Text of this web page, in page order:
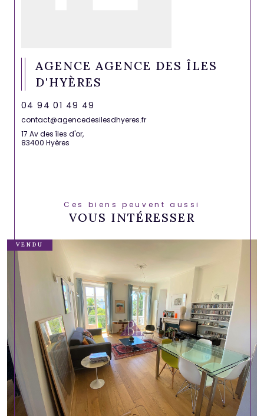
AGENCE AGENCE DES ÎLES
D'HYÈRES
04 94 01 49 49
contact@agencedesilesdhyeres.fr
17 Av des îles d'or,
83400 Hyères
Ces biens peuvent aussi
VOUS INTÉRESSER
VENDU